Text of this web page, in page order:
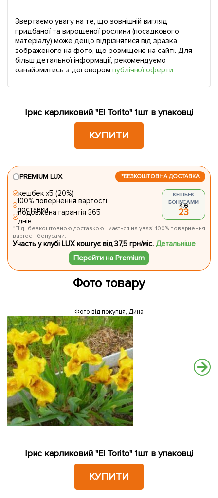
Звертаємо увагу на те, що зовнішній вигляд
придбаної та вирощеної рослини (посадкового
матеріалу) може дещо відрізнятися від зразка
зображеного на фото, що розміщене на сайті. Для
більш детальної інформації, рекомендуємо
ознайомитись з договором публічної оферти
Ірис карликовий "El Torito" 1шт в упаковці
КУПИТИ
*БЕЗКОШТОВНА ДОСТАВКА
PREMIUM LUX
кешбек х5 (20%)
100% повернення вартості
доставки
подовжена гарантія 365
днів
КЕШБЕК
БОНУСАМИ
4.6
23
*Під "безкоштовною доставкою" мається на увазі 100% повернення
вартості бонусами.
Участь у клубі LUX коштує від 37,5 грн/міс.Детальніше
Перейти на Premium
Фото товару
Фото від покупця, Дина
Ірис карликовий "El Torito" 1шт в упаковці
КУПИТИ